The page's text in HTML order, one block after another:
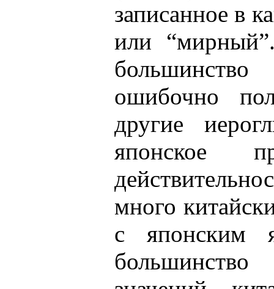
записанное в
или
ошибочно
другие
японское
много
с японским